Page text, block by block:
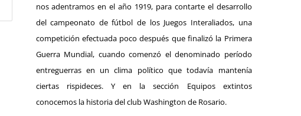
nos adentramos en el año 1919, para contarte el desarrollo
del campeonato de fútbol de los Juegos Interaliados, una
competición efectuada poco después que finalizó la Primera
Guerra Mundial, cuando comenzó el denominado período
entreguerras en un clima político que todavía mantenía
ciertas rispideces. Y en la sección Equipos extintos
conocemos la historia del club Washington de Rosario.